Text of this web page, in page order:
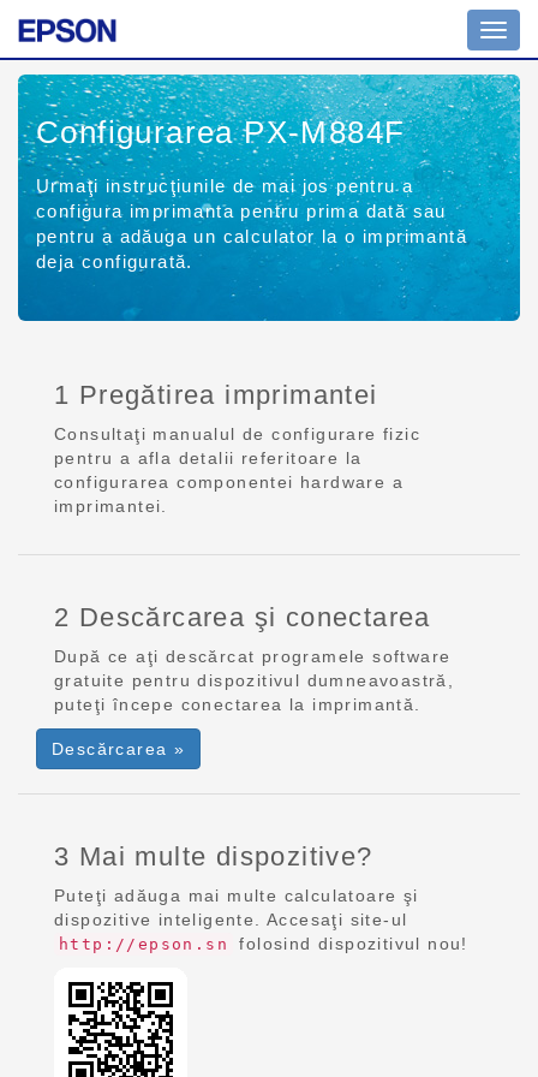
Configurarea PX-M884F
Urmaţi instrucţiunile de mai jos pentru a
configura imprimanta pentru prima dată sau
pentru a adăuga un calculator la o imprimantă
deja configurată.
1 Pregătirea imprimantei
Consultaţi manualul de configurare fizic
pentru a afla detalii referitoare la
configurarea componentei hardware a
imprimantei.
2 Descărcarea şi conectarea
După ce aţi descărcat programele software
gratuite pentru dispozitivul dumneavoastră,
puteţi începe conectarea la imprimantă.
Descărcarea »
3 Mai multe dispozitive?
Puteţi adăuga mai multe calculatoare şi
dispozitive inteligente. Accesaţi site-ul
http://epson.sn folosind dispozitivul nou!